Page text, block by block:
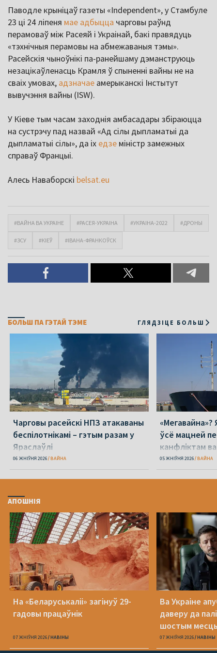
Паводле крыніцаў газеты «Independent», у Стамбуле
23 ці 24 ліпеня мае адбыцца чарговы раўнд
перамоваў між Расеяй і Украінай, бакі правядуць
«тэхнічныя перамовы на абмежаваныя тэмы».
Расейскія чыноўнікі па-ранейшаму дэманструюць
незацікаўленасць Крамля ў спыненні вайны не на
сваіх умовах, адзначае амерыканскі Інстытут
вывучэння вайны (ISW).
У Кіеве тым часам заходнія амбасадары збіраюцца
на сустрэчу пад назвай «Ад сілы дыпламатыі да
дыпламатыі сілы», да іх едзе міністр замежных
справаў Францыі.
Алесь Наваборскі belsat.eu
#ВАЙНА ВА УКРАІНЕ #РАСЕЯ-УКРАІНА #УКРАІНА-2022 #ДРОНЫ
#ЗСУ #КІЕЎ #ІВАНА-ФРАНКОЎСК
БОЛЬШ ПА ГЭТАЙ ТЭМЕ ГЛЯДЗІЦЕ БОЛЬШ
Чарговы расейскі НПЗ атакаваны
беспілотнікамі – гэтым разам у
Яраслаўлі
06 ЖНІЎНЯ 2026 ВАЙНА
«Мегавайна»?
ўсё мацней
канфліктам
05 ЖНІЎНЯ 2026 ВАЙНА
АПОШНІЯ
На «Беларуськаліі» загінуў 29-
гадовы працаўнік
07 ЖНІЎНЯ 2026 НАВІНЫ
Ва Украіне
даверу да
шостым
07 ЖНІЎНЯ 2026 НАВІНЫ